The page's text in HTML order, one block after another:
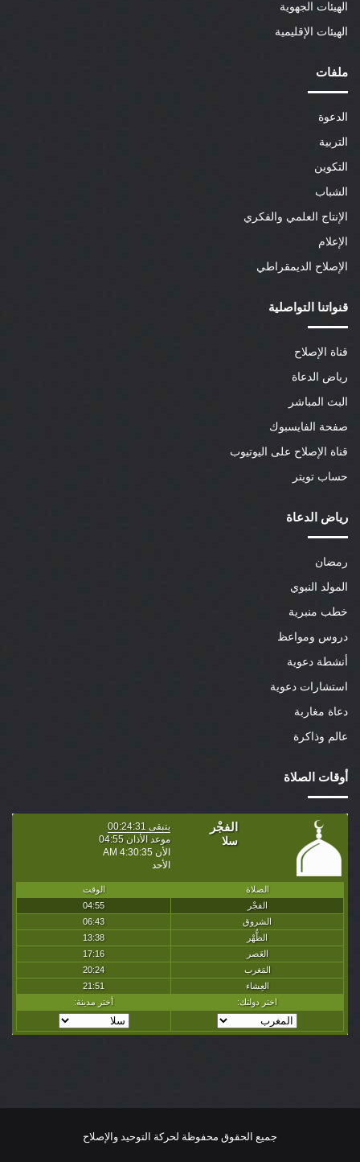
الهيئات الجهوية
الهيئات الإقليمية
ملفات
الدعوة
التربية
التكوين
الشباب
الإنتاج العلمي والفكري
الإعلام
الإصلاح الديمقراطي
قنواتنا التواصلية
قناة الإصلاح
رياض الدعاة
البث المباشر
صفحة الفايسبوك
قناة الإصلاح على اليوتيوب
حساب تويتر
رياض الدعاة
رمضان
المولد النبوي
خطب منبرية
دروس ومواعظ
أنشطة دعوية
استشارات دعوية
دعاة مغاربة
عالم وذاكرة
أوقات الصلاة
جميع الحقوق محفوظة لحركة التوحيد والإصلاح